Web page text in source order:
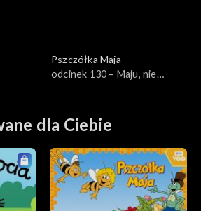
Pszczółka Maja
odcinek 130 – Maju, nie
dla Ciebie